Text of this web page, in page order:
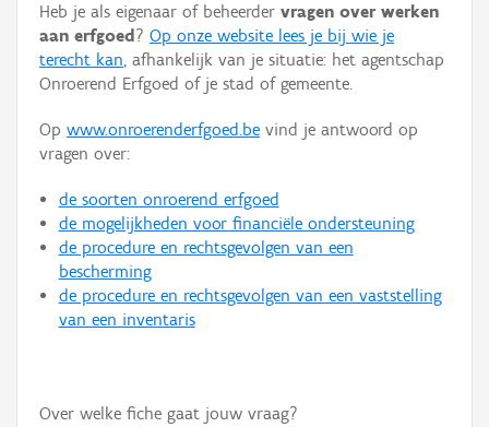
Hergebruik
Aanmelden
Heb je als eigenaar of beheerder vragen over werken
aan erfgoed ? Op onze website lees je bij wie je
terecht kan, afhankelijk van je situatie: het agentschap
Onroerend Erfgoed of je stad of gemeente.
Op www.onroerenderfgoed.be vind je antwoord op
vragen over:
de soorten onroerend erfgoed
de mogelijkheden voor financiële ondersteuning
de procedure en rechtsgevolgen van een
bescherming
de procedure en rechtsgevolgen van een vaststelling
van een inventaris
Over welke fiche gaat jouw vraag?